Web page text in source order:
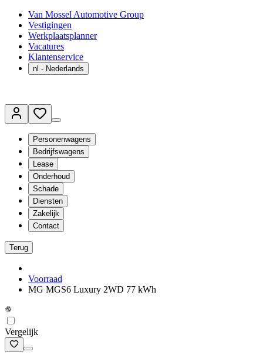
Van Mossel Automotive Group
Vestigingen
Werkplaatsplanner
Vacatures
Klantenservice
nl - Nederlands
Personenwagens
Bedrijfswagens
Lease
Onderhoud
Schade
Diensten
Zakelijk
Contact
Terug
Voorraad
MG MGS6 Luxury 2WD 77 kWh
Vergelijk